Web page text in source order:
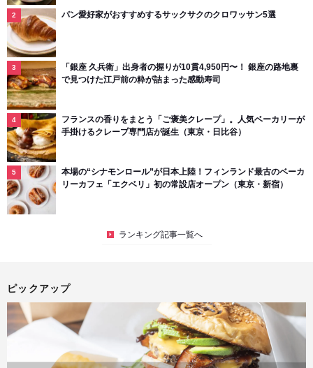
パン愛好家がおすすめするサックサクのクロワッサン5選
「銀座 久兵衛」出身者の握りが10貫4,950円〜！ 銀座の路地裏
で見つけた江戸前の粋が詰まった感動寿司
フランスの香りをまとう「ご褒美クレープ」。人気ベーカリーが
手掛けるクレープ専門店が誕生（東京・日比谷）
本場の“シナモンロール”が日本上陸！フィンランド最古のベーカ
リーカフェ「エクベリ」初の常設店オープン（東京・新宿）
ランキング記事一覧へ
ピックアップ